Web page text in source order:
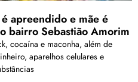
apreendido e mãe é
bairro Sebastião Amorim
cocaína e maconha, além de
aparelhos celulares e